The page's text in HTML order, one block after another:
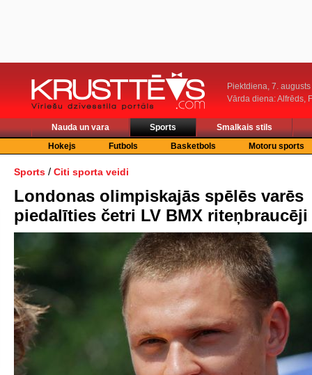
Piektdiena, 7. augusts
Vārda diena: Alfrēds,
Nauda un vara Sports
Smalkais stils
Hokejs
Futbols Basketbols Motoru sports
Sports / Citi sporta veidi
Londonas olimpiskajās spēlēs varēs
piedalīties četri LV BMX riteņbraucēji